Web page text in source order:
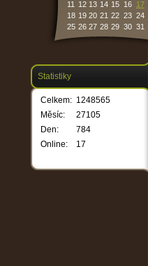
11
12 13 14 15 16
17
18 19 20 21 22 23 24
25 26 27 28 29 30 31
Statistiky
Online: 17
Celkem: 1248565
Měsíc:
27105
Den:
784